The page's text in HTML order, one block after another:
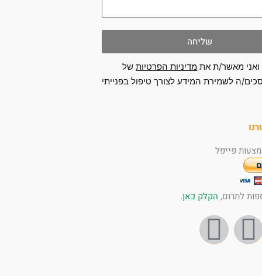
שליחה
ואני מאשר/ת את מדיניות הפרטיותשל
ה לשמירת המידע לצורך טיפול בפנייתי
פייפל
לתרום, הקלק כאן.
Y
I